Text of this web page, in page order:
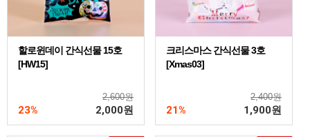
할로윈데이 간식선물 15호
[HW15]
2,600원
23% 2,000원
크리스마스 간식선물 3호
[Xmas03]
2,400원
21% 1,900원